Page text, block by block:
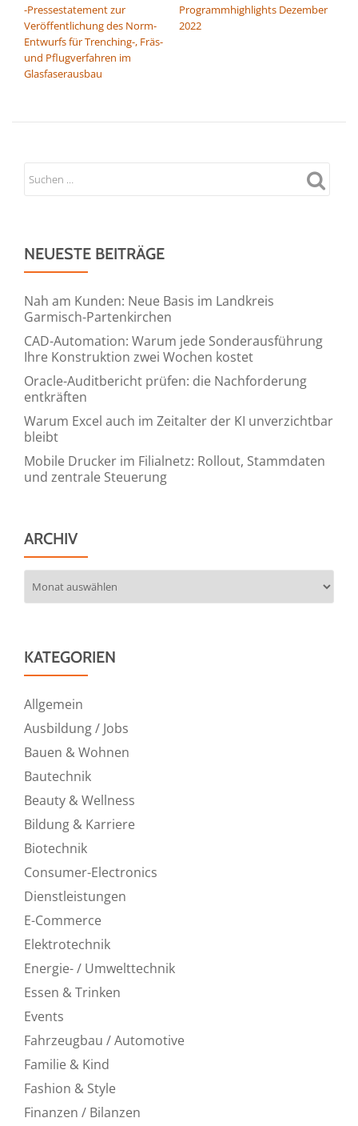
-Pressestatement zur
Veröffentlichung des Norm-
Entwurfs für Trenching-, Fräs-
und Pflugverfahren im
Glasfaserausbau
Programmhighlights Dezember
2022
NEUESTE BEITRÄGE
Nah am Kunden: Neue Basis im Landkreis
Garmisch-Partenkirchen
CAD-Automation: Warum jede Sonderausführung
Ihre Konstruktion zwei Wochen kostet
Oracle-Auditbericht prüfen: die Nachforderung
entkräften
Warum Excel auch im Zeitalter der KI unverzichtbar
bleibt
Mobile Drucker im Filialnetz: Rollout, Stammdaten
und zentrale Steuerung
ARCHIV
KATEGORIEN
Allgemein
Ausbildung / Jobs
Bauen & Wohnen
Bautechnik
Beauty & Wellness
Bildung & Karriere
Biotechnik
Consumer-Electronics
Dienstleistungen
E-Commerce
Elektrotechnik
Energie- / Umwelttechnik
Essen & Trinken
Events
Fahrzeugbau / Automotive
Familie & Kind
Fashion & Style
Finanzen / Bilanzen